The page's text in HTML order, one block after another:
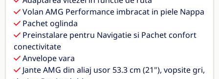
Volan AMG Performance imbracat in piele Nappa
Pachet oglinda
Preinstalare pentru Navigatie si Pachet confort
conectivitate
Anvelope vara
Jante AMG din aliaj usor 53.3 cm (21"), vopsite gri,